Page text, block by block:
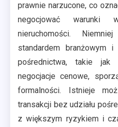
prawnie narzucone, co
negocjować warunki
nieruchomości.
standardem branżowym
pośrednictwa, takie jak
negocjacje cenowe,
formalności. Istnieje
transakcji bez udziału
z większym ryzykiem i